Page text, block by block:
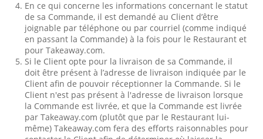
En ce qui concerne les informations concernant le statut
de sa Commande, il est demandé au Client d’être
joignable par téléphone ou par courriel (comme indiqué
en passant la Commande) à la fois pour le Restaurant et
pour Takeaway.com.
Si le Client opte pour la livraison de sa Commande, il
doit être présent à l’adresse de livraison indiquée par le
Client afin de pouvoir réceptionner la Commande. Si le
Client n'est pas présent à l'adresse de livraison lorsque
la Commande est livrée, et que la Commande est livrée
par Takeaway.com (plutôt que par le Restaurant lui-
même) Takeaway.com fera des efforts raisonnables pour